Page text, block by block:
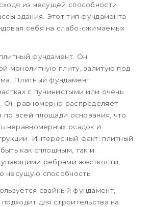
из несущей способности
здания. Этот тип фундамента
себя на слабо-сжимаемых
фундамент. Он
монолитную плиту, залитую под
Плитный фундамент
с пучинистыми или очень
Он равномерно распределяет
по всей площади основания, что
неравномерных осадок и
Интересный факт: плитный
как сплошным, так и
ребрами жесткости,
несущую способность.
свайный фундамент,
для строительства на